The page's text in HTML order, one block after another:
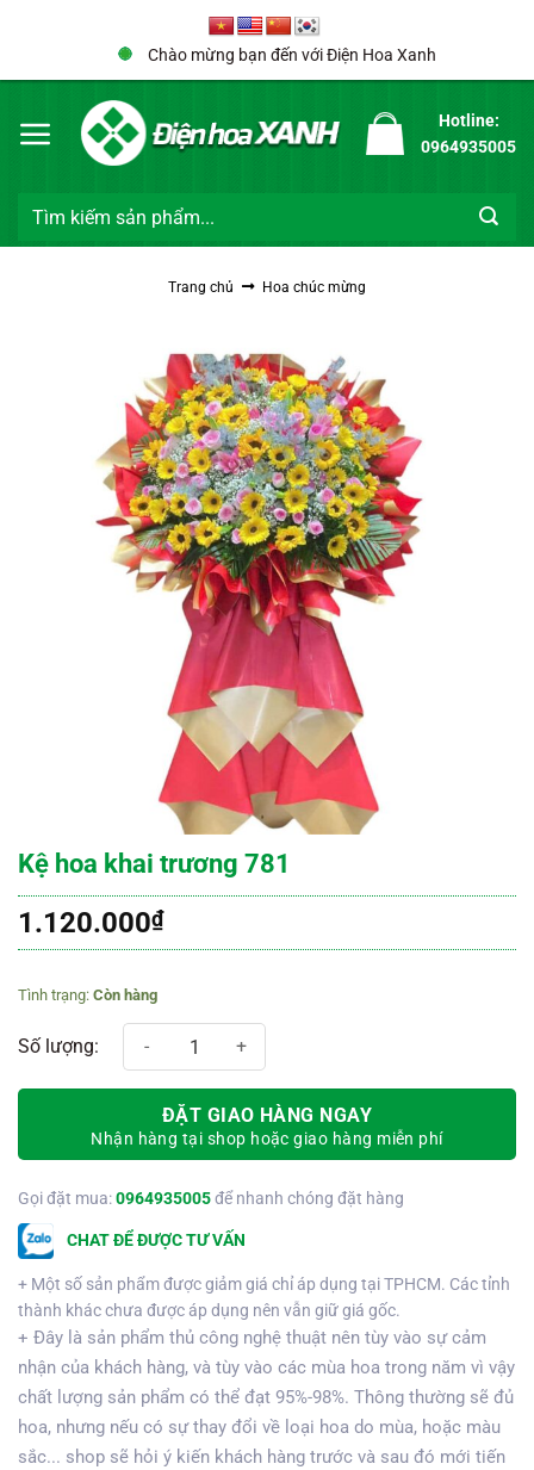
Chào mừng bạn đến với Điện Hoa Xanh
Hotline:
0964935005
Tìm
Trang chủ Hoa chúc mừng
Kệ hoa khai trương 781
1.120.000₫
Còn hàng
Kệ hoa khai trương 781 số lượng
ĐẶT GIAO HÀNG NGAY
Nhận hàng tại shop hoặc giao hàng miễn phí
Gọi đặt mua:0964935005để nhanh chóng đặt hàng
CHAT ĐỂ ĐƯỢC TƯ VẤN
+ Một số sản phẩm được giảm giá chỉ áp dụng tại TPHCM. Các tỉnh
thành khác chưa được áp dụng nên vẫn giữ giá gốc.
+ Đây là sản phẩm thủ công nghệ thuật nên tùy vào sự cảm
nhận của khách hàng, và tùy vào các mùa hoa trong năm vì vậy
chất lượng sản phẩm có thể đạt 95%-98%. Thông thường sẽ đủ
hoa, nhưng nếu có sự thay đổi về loại hoa do mùa, hoặc màu
sắc... shop sẽ hỏi ý kiến khách hàng trước và sau đó mới tiến